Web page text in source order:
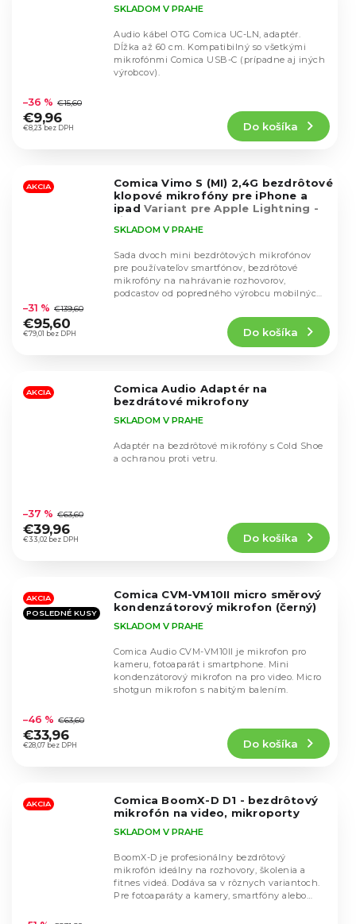
hodnotenie
produktu
je
hviezdičiek.
SKLADOM V PRAHE
€8,23 bez DPH
–36 % €15,60
€9,96
Do košíka
Audio kábel OTG Comica UC-LN, adaptér.
Dĺžka až 60 cm. Kompatibilný so všetkými
mikrofónmi Comica USB-C (prípadne aj iných
výrobcov).
AKCIA
Comica Vimo S (MI) 2,4G bezdrôtové
klopové mikrofóny pre iPhone a
ipad Variant pre Apple Lightning -
čierna farba
hodnotenie
produktu
je
hviezdičiek.
SKLADOM V PRAHE
€79,01 bez DPH
–31 % €139,60
€95,60
Do košíka
Sada dvoch mini bezdrôtových mikrofónov
pre používateľov smartfónov, bezdrôtové
mikrofóny na nahrávanie rozhovorov,
podcastov od popredného výrobcu mobilných
AKCIA
Comica Audio Adaptér na
bezdrátové mikrofony
hodnotenie
produktu
je
hviezdičiek.
SKLADOM V PRAHE
€33,02 bez DPH
–37 % €63,60
€39,96
Do košíka
Adaptér na bezdrôtové mikrofóny s Cold Shoe
a ochranou proti vetru.
AKCIA
POSLEDNÉ KUSY
Comica CVM-VM10II micro směrový
kondenzátorový mikrofon (černý)
hodnotenie
produktu
je
hviezdičiek.
SKLADOM V PRAHE
€28,07 bez DPH
–46 % €63,60
€33,96
Do košíka
Comica Audio CVM-VM10II je mikrofon pro
kameru, fotoaparát i smartphone. Mini
kondenzátorový mikrofon na pro video. Micro
shotgun mikrofon s nabitým balením.
AKCIA
Comica BoomX-D D1 - bezdrôtový
mikrofón na video, mikroporty
hodnotenie
SKLADOM V PRAHE
BoomX-D je profesionálny bezdrôtový
mikrofón ideálny na rozhovory, školenia a
fitnes videá. Dodáva sa v rôznych variantoch.
Pre fotoaparáty a kamery, smartfóny alebo